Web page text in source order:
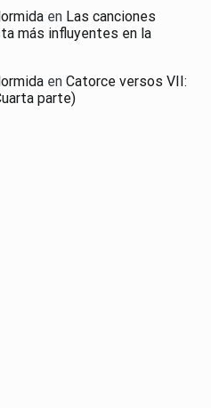
en Las canciones
más influyentes en la
en Catorce versos VII:
parte)